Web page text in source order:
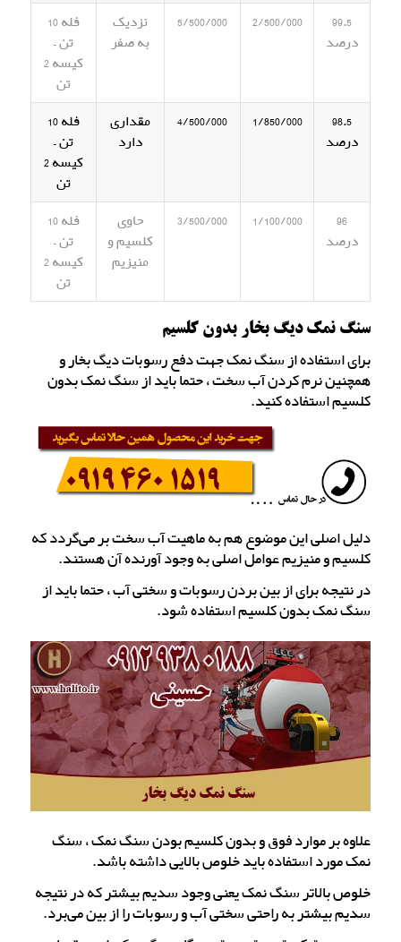
99.5
درصد
2/500/000
5/500/000
نزدیک
به صفر
فله 10
تن –
کیسه 2
تن
98.5
درصد
1/850/000
4/500/000
مقداری
دارد
فله 10
تن –
کیسه 2
تن
96
درصد
1/100/000
3/500/000
حاوی
کلسیم و
منیزیم
فله 10
تن –
کیسه 2
تن
سنگ نمک دیگ بخار بدون کلسیم
برای استفاده از سنگ نمک جهت دفع رسوبات دیگ بخار و
همچنین نرم کردن آب سخت ، حتما باید از سنگ نمک بدون
کلسیم استفاده کنید.
دلیل اصلی این موضوع هم به ماهیت آب سخت بر می‌گردد که
کلسیم و منیزیم عوامل اصلی به وجود آورنده آن هستند.
در نتیجه برای از بین بردن رسوبات و سختی آب ، حتما باید از
سنگ نمک بدون کلسیم استفاده شود.
علاوه بر موارد فوق و بدون کلسیم بودن سنگ نمک ، سنگ
نمک مورد استفاده باید خلوص بالایی داشته باشد.
خلوص بالاتر سنگ نمک یعنی وجود سدیم بیشتر که در نتیجه
سدیم بیشتر به راحتی سختی آب و رسوبات را از بین می‌برد.